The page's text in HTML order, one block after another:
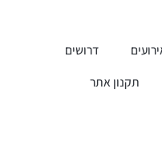
דרושים
תקנון אתר